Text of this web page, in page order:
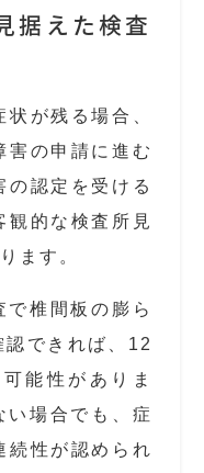
据えた検査
が残る場合、
害の申請に進む
の認定を受ける
観的な検査所見
ます。
椎間板の膨ら
できれば、12
能性がありま
い場合でも、症
続性が認められ